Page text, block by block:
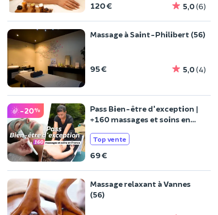
120 € 5,0(6)
Massage à Saint-Philibert (56)
95 € 5,0(4)
-20%
Pass Bien-être d'exception |
+160 massages et soins en
Top vente
69 €
Massage relaxant à Vannes
(56)